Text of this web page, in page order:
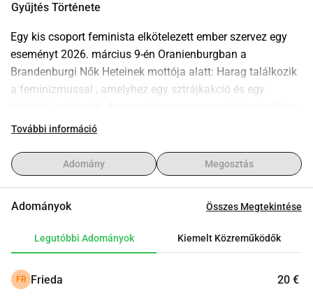
Gyűjtés Története
Egy kis csoport feminista elkötelezett ember szervez egy
eseményt 2026. március 9-én Oranienburgban a
Brandenburgi Nők Heteinek mottója alatt: Harag találkozik
a feminizmussal , amelyhez egy sztrájkakció és egy
költségének fedezéséhez pénzügyi támogatásra van
állsz ki, és egy olyan igazságos világért harcolsz, ahol a
lehetőségek egyenlősége életre kel és szolidaritással telik
Minden, még a legkisebbnek tűnő összeg is segít!
További információ
Adomány Megosztás
Adományok Összes Megtekintése
Legutóbbi Adományok Kiemelt Közreműködők
FR Frieda 20 €